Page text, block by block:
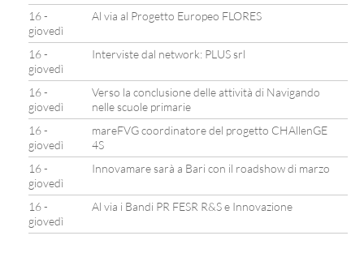
16 -
giovedì
Al via al Progetto Europeo FLORES
16 -
giovedì
Interviste dal network: PLUS srl
16 -
giovedì
Verso la conclusione delle attività di Navigando
nelle scuole primarie
16 -
giovedì
mareFVG coordinatore del progetto CHAllenGE
4S
16 -
giovedì
Innovamare sarà a Bari con il roadshow di marzo
16 -
giovedì
Al via i Bandi PR FESR R&S e Innovazione